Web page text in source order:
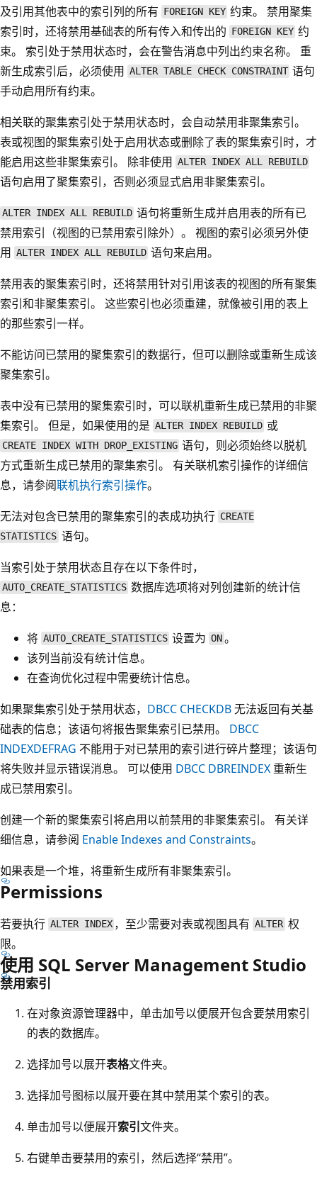
及引用其他表中的索引列的所有 FOREIGN KEY 约束。 禁用聚集
索引时，还将禁用基础表的所有传入和传出的 FOREIGN KEY 约
束。 索引处于禁用状态时，会在警告消息中列出约束名称。 重
新生成索引后，必须使用 ALTER TABLE CHECK CONSTRAINT 语句
手动启用所有约束。
相关联的聚集索引处于禁用状态时，会自动禁用非聚集索引。
表或视图的聚集索引处于启用状态或删除了表的聚集索引时，才
能启用这些非聚集索引。 除非使用 ALTER INDEX ALL REBUILD
语句启用了聚集索引，否则必须显式启用非聚集索引。
ALTER INDEX ALL REBUILD 语句将重新生成并启用表的所有已
禁用索引（视图的已禁用索引除外）。 视图的索引必须另外使
用 ALTER INDEX ALL REBUILD 语句来启用。
禁用表的聚集索引时，还将禁用针对引用该表的视图的所有聚集
索引和非聚集索引。 这些索引也必须重建，就像被引用的表上
的那些索引一样。
不能访问已禁用的聚集索引的数据行，但可以删除或重新生成该
聚集索引。
表中没有已禁用的聚集索引时，可以联机重新生成已禁用的非聚
集索引。 但是，如果使用的是 ALTER INDEX REBUILD 或
CREATE INDEX WITH DROP_EXISTING 语句，则必须始终以脱机
方式重新生成已禁用的聚集索引。 有关联机索引操作的详细信
息，请参阅联机执行索引操作。
无法对包含已禁用的聚集索引的表成功执行 CREATE
STATISTICS 语句。
当索引处于禁用状态且存在以下条件时，
AUTO_CREATE_STATISTICS 数据库选项将对列创建新的统计信
息：
将 AUTO_CREATE_STATISTICS 设置为ON。
该列当前没有统计信息。
在查询优化过程中需要统计信息。
如果聚集索引处于禁用状态， DBCC CHECKDB无法返回有关基
础表的信息；该语句将报告聚集索引已禁用。 DBCC
INDEXDEFRAG 不能用于对已禁用的索引进行碎片整理；该语句
将失败并显示错误消息。 可以使用 DBCC DBREINDEX 重新生
成已禁用索引。
创建一个新的聚集索引将启用以前禁用的非聚集索引。 有关详
细信息，请参阅 Enable Indexes and Constraints。
如果表是一个堆，将重新生成所有非聚集索引。
Permissions
若要执行 ALTER INDEX ，至少需要对表或视图具有ALTER权
限。
使用 SQL Server Management Studio
禁用索引
在对象资源管理器中，单击加号以便展开包含要禁用索引
的表的数据库。
选择加号以展开表格文件夹。
选择加号图标以展开要在其中禁用某个索引的表。
单击加号以便展开索引文件夹。
右键单击要禁用的索引，然后选择“禁用”。